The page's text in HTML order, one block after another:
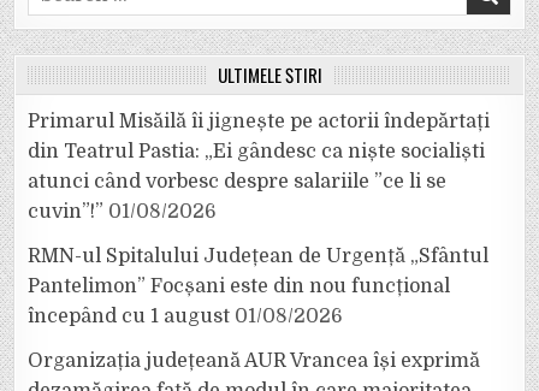
for:
ULTIMELE ȘTIRI
Primarul Misăilă îi jignește pe actorii îndepărtați
din Teatrul Pastia: „Ei gândesc ca niște socialiști
atunci când vorbesc despre salariile ”ce li se
cuvin”!” 01/08/2026
RMN-ul Spitalului Județean de Urgență „Sfântul
Pantelimon” Focșani este din nou funcțional
începând cu 1 august 01/08/2026
Organizația județeană AUR Vrancea își exprimă